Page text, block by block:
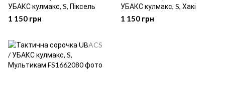
УБАКС кулмакс, S, Піксель
1 150 грн
УБАКС кулмакс, S, Хакі
1 150 грн